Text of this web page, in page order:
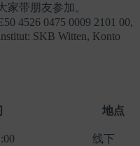
家带朋友参加。
4526 0475 0009 2101 00,
SKB Witten, Konto
地点
线下